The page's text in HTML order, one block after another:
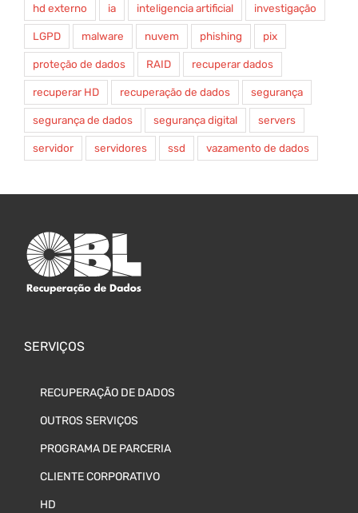
hd externo ia inteligencia artificial investigação
LGPD malware nuvem phishing pix
proteção de dados RAID recuperar dados
recuperar HD recuperação de dados segurança
segurança de dados segurança digital servers
servidor servidores ssd vazamento de dados
SERVIÇOS
RECUPERAÇÃO DE DADOS
OUTROS SERVIÇOS
PROGRAMA DE PARCERIA
CLIENTE CORPORATIVO
HD